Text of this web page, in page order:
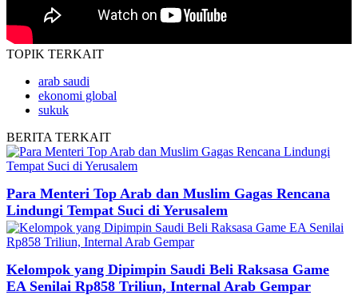
TOPIK TERKAIT
arab saudi
ekonomi global
sukuk
BERITA TERKAIT
Para Menteri Top Arab dan Muslim Gagas Rencana
Lindungi Tempat Suci di Yerusalem
Kelompok yang Dipimpin Saudi Beli Raksasa Game
EA Senilai Rp858 Triliun, Internal Arab Gempar